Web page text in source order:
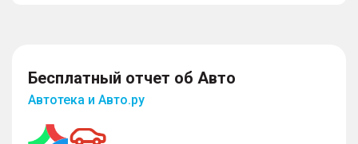
Бесплатный отчет об Авто
Автотека и Авто.ру